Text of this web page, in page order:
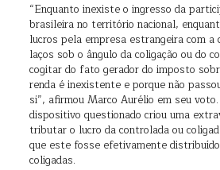
“Enquanto inexiste o ingresso da
brasileira no território nacional,
lucros pela empresa estrangeira com a
laços sob o ângulo da coligação ou do
cogitar do fato gerador do imposto
renda é inexistente e porque não
si”, afirmou Marco Aurélio em seu
dispositivo questionado criou uma
tributar o lucro da controlada ou
que este fosse efetivamente
coligadas.